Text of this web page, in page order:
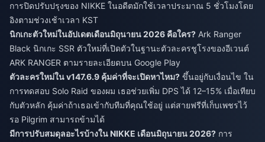
การปิดปรับปรุงของ NIKKE ในอดีตมักใช้เวลาประมาณ 5 ชั่วโมงโดย
อิงตามช่วงเช้าเวลา KST
นิกเกะตัวใหม่ในอัปเดตเดือนมิถุนายน 2026 คือใคร? Ark Ranger
Black นิกเกะ SSR ตัวใหม่ที่เปิดตัวในฐานะตัวละครชูโรงของอีเวนต์
ARK RANGER ตามรายละเอียดบน Google Play
ตัวละครใหม่ใน v147.6.9 คุ้มค่าที่จะเปิดหาไหม? ขึ้นอยู่กับเงื่อนไข ใน
การทดสอบ Solo Raid ของผม เธอช่วยเพิ่ม DPS ได้ 12–15% เมื่อเทียบ
กับตัวหลัก คุ้มค่าถ้าเธอเข้ากับทีมที่คุณใช้อยู่ แต่สายฟรีที่เก็บเพชรไว้
รอ Pilgrim สามารถข้ามได้
มีการปรับสมดุลอะไรบ้างใน NIKKE เดือนมิถุนายน 2026? การ